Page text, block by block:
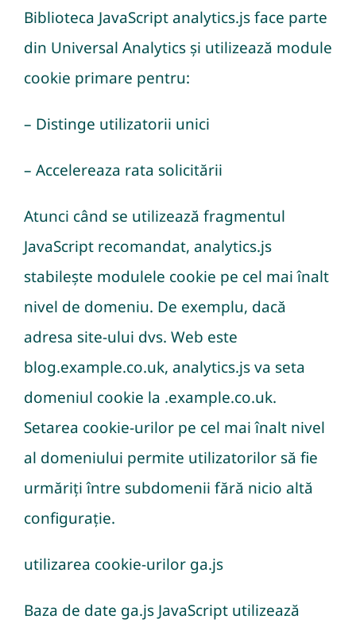
Biblioteca JavaScript analytics.js face parte
din Universal Analytics și utilizează module
cookie primare pentru:
– Distinge utilizatorii unici
– Accelereaza rata solicitării
Atunci când se utilizează fragmentul
JavaScript recomandat, analytics.js
stabilește modulele cookie pe cel mai înalt
nivel de domeniu. De exemplu, dacă
adresa site-ului dvs. Web este
blog.example.co.uk, analytics.js va seta
domeniul cookie la .example.co.uk.
Setarea cookie-urilor pe cel mai înalt nivel
al domeniului permite utilizatorilor să fie
urmăriți între subdomenii fără nicio altă
configurație.
utilizarea cookie-urilor ga.js
Baza de date ga.js JavaScript utilizează